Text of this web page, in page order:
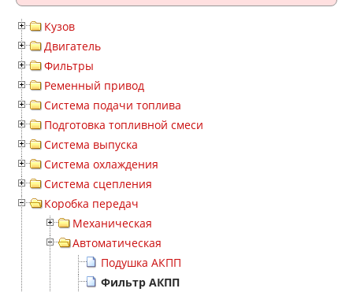
Кузов
Двигатель
Фильтры
Ременный привод
Система подачи топлива
Подготовка топливной смеси
Система выпуска
Система охлаждения
Система сцепления
Коробка передач
Механическая
Автоматическая
Подушка АКПП
Фильтр АКПП